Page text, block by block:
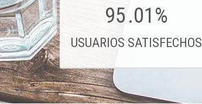
95.01%
USUARIOS SATISFECHOS